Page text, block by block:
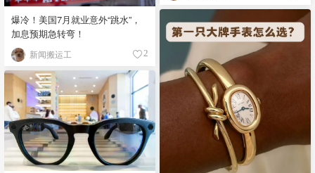
爆冷！美国7月就业意外“跳水”，
加息预期急转弯！
新闻搬运工 2